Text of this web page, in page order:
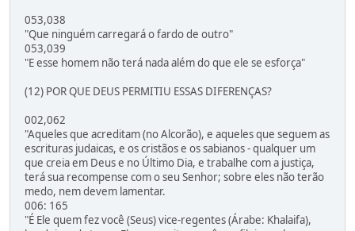
053,038
"Que ninguém carregará o fardo de outro"
053,039
"E esse homem não terá nada além do que ele se esforça"
(12) POR QUE DEUS PERMITIU ESSAS DIFERENÇAS?
002,062
"Aqueles que acreditam (no Alcorão), e aqueles que seguem as
escrituras judaicas, e os cristãos e os sabianos - qualquer um
que creia em Deus e no Último Dia, e trabalhe com a justiça,
terá sua recompense com o seu Senhor; sobre eles não terão
medo, nem devem lamentar.
006: 165
"É Ele quem fez você (Seus) vice-regentes (Árabe: Khalaifa),